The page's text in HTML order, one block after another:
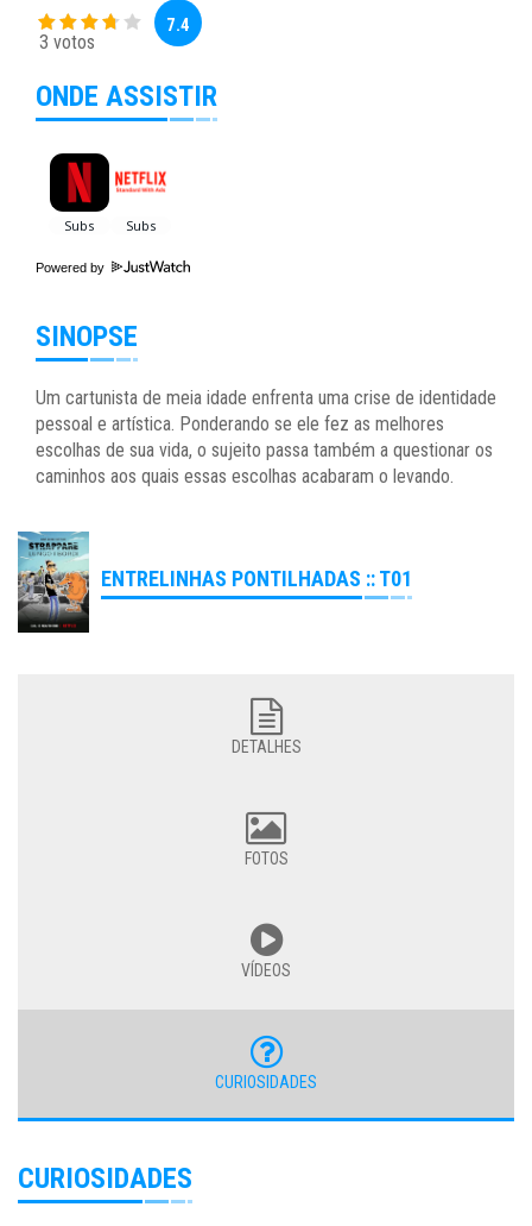
3 votos
7.4
ONDE ASSISTIR
Powered by
SINOPSE
Um cartunista de meia idade enfrenta uma crise de identidade
pessoal e artística. Ponderando se ele fez as melhores
escolhas de sua vida, o sujeito passa também a questionar os
caminhos aos quais essas escolhas acabaram o levando.
ENTRELINHAS PONTILHADAS :: T01
DETALHES
FOTOS
VÍDEOS
CURIOSIDADES
CURIOSIDADES